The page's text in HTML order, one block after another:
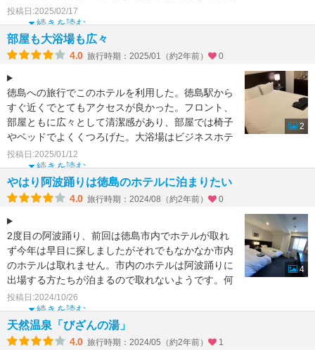
なしです。お部屋
続きを読む
投稿日:2025/02/17
部屋も大浴場も広々
4.0 旅行時期：2025/01（約2年前） 0
徳島への旅行でこのホテルを利用した。徳島駅から
すぐ近くでとてもアクセスが良かった。フロント、
部屋ともに広々として清潔感があり、部屋では椅子
やベッドでよくくつろげた。大浴場はビジネスホテ
ルにある風呂とし
続きを読む
投稿日:2025/01/12
2
やはり阿波踊りは徳島のホテルに泊まりたい
4.0 旅行時期：2024/08（約2年前） 0
2度目の阿波踊り、前回は徳島市内でホテルが取れ
ず今年は早目に探しましたがそれでもなかなか市内
のホテルは取れません。市内のホテルは阿波踊りに
出場する方たちが泊まるので取れないようです。何
とか駅前のサンル
続きを読む
投稿日:2024/10/26
4
天然温泉「びざんの湯」
4.0 旅行時期：2024/05（約2年前） 1